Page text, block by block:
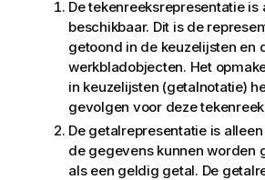
De tekenreeksrepresentatie is
beschikbaar. Dit is de
getoond in de keuzelijsten en
werkbladobjecten. Het
in keuzelijsten (getalnotatie)
gevolgen voor deze
De getalrepresentatie is
de gegevens kunnen worden
als een geldig getal. De